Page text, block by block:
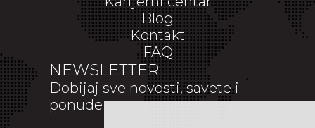
Blog
Kontakt
FAQ
NEWSLETTER
Dobijaj sve novosti, savete i
ponude